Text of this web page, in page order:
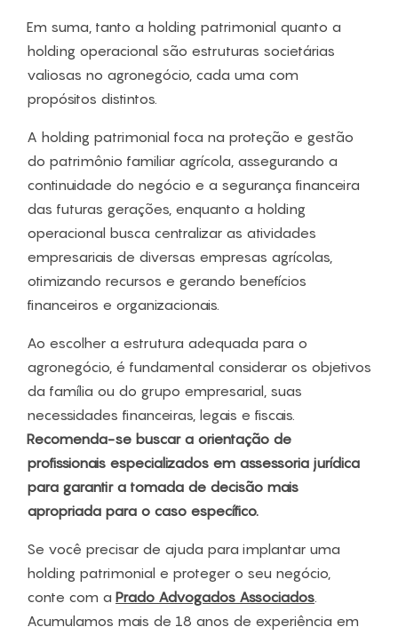
Em suma, tanto a holding patrimonial quanto a
holding operacional são estruturas societárias
valiosas no agronegócio, cada uma com
propósitos distintos.
A holding patrimonial foca na proteção e gestão
do patrimônio familiar agrícola, assegurando a
continuidade do negócio e a segurança financeira
das futuras gerações, enquanto a holding
operacional busca centralizar as atividades
empresariais de diversas empresas agrícolas,
otimizando recursos e gerando benefícios
financeiros e organizacionais.
Ao escolher a estrutura adequada para o
agronegócio, é fundamental considerar os objetivos
da família ou do grupo empresarial, suas
necessidades financeiras, legais e fiscais.
Recomenda-se buscar a orientação de
profissionais especializados em assessoria jurídica
para garantir a tomada de decisão mais
apropriada para o caso específico.
Se você precisar de ajuda para implantar uma
holding patrimonial e proteger o seu negócio,
conte com a Prado Advogados Associados.
Acumulamos mais de 18 anos de experiência em